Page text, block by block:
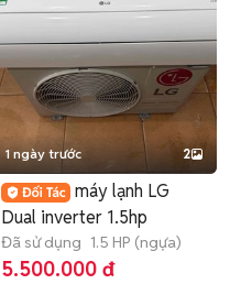
1 ngày trước 2
máy lạnh LG
Dual inverter 1.5hp
Đã sử dụng 1.5 HP (ngựa)
5.500.000 đ